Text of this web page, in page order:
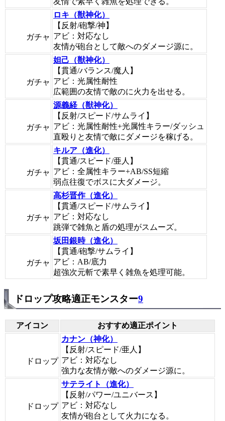
ガチャ
ロキ（獣神化）
【反射/砲撃/神】
アビ：対応なし
友情が砲台として敵へのダメージ源に。
ガチャ
妲己（獣神化）
【貫通/バランス/魔人】
アビ：光属性耐性
広範囲の友情で敵のに火力を出せる。
ガチャ
源義経（獣神化）
【反射/スピード/サムライ】
アビ：光属性耐性+光属性キラー/ダッシュ
直殴りと友情で敵にダメージを稼げる。
ガチャ
キルア（進化）
【貫通/スピード/亜人】
アビ：全属性キラー+AB/SS短縮
弱点往復でボスに大ダメージ。
ガチャ
高杉晋作（進化）
【貫通/スピード/サムライ】
アビ：対応なし
跳弾で雑魚と盾の処理がスムーズ。
ガチャ
坂田銀時（進化）
【貫通/砲撃/サムライ】
アビ：AB/底力
超強次元斬で素早く雑魚を処理可能。
ドロップ攻略適正モンスター9
アイコン おすすめ適正ポイント
ドロップ
カナン（神化）
【反射/スピード/亜人】
アビ：対応なし
強力な友情が敵へのダメージ源に。
ドロップ
サテライト（進化）
【反射/パワー/ユニバース】
アビ：対応なし
友情が砲台として火力になる。